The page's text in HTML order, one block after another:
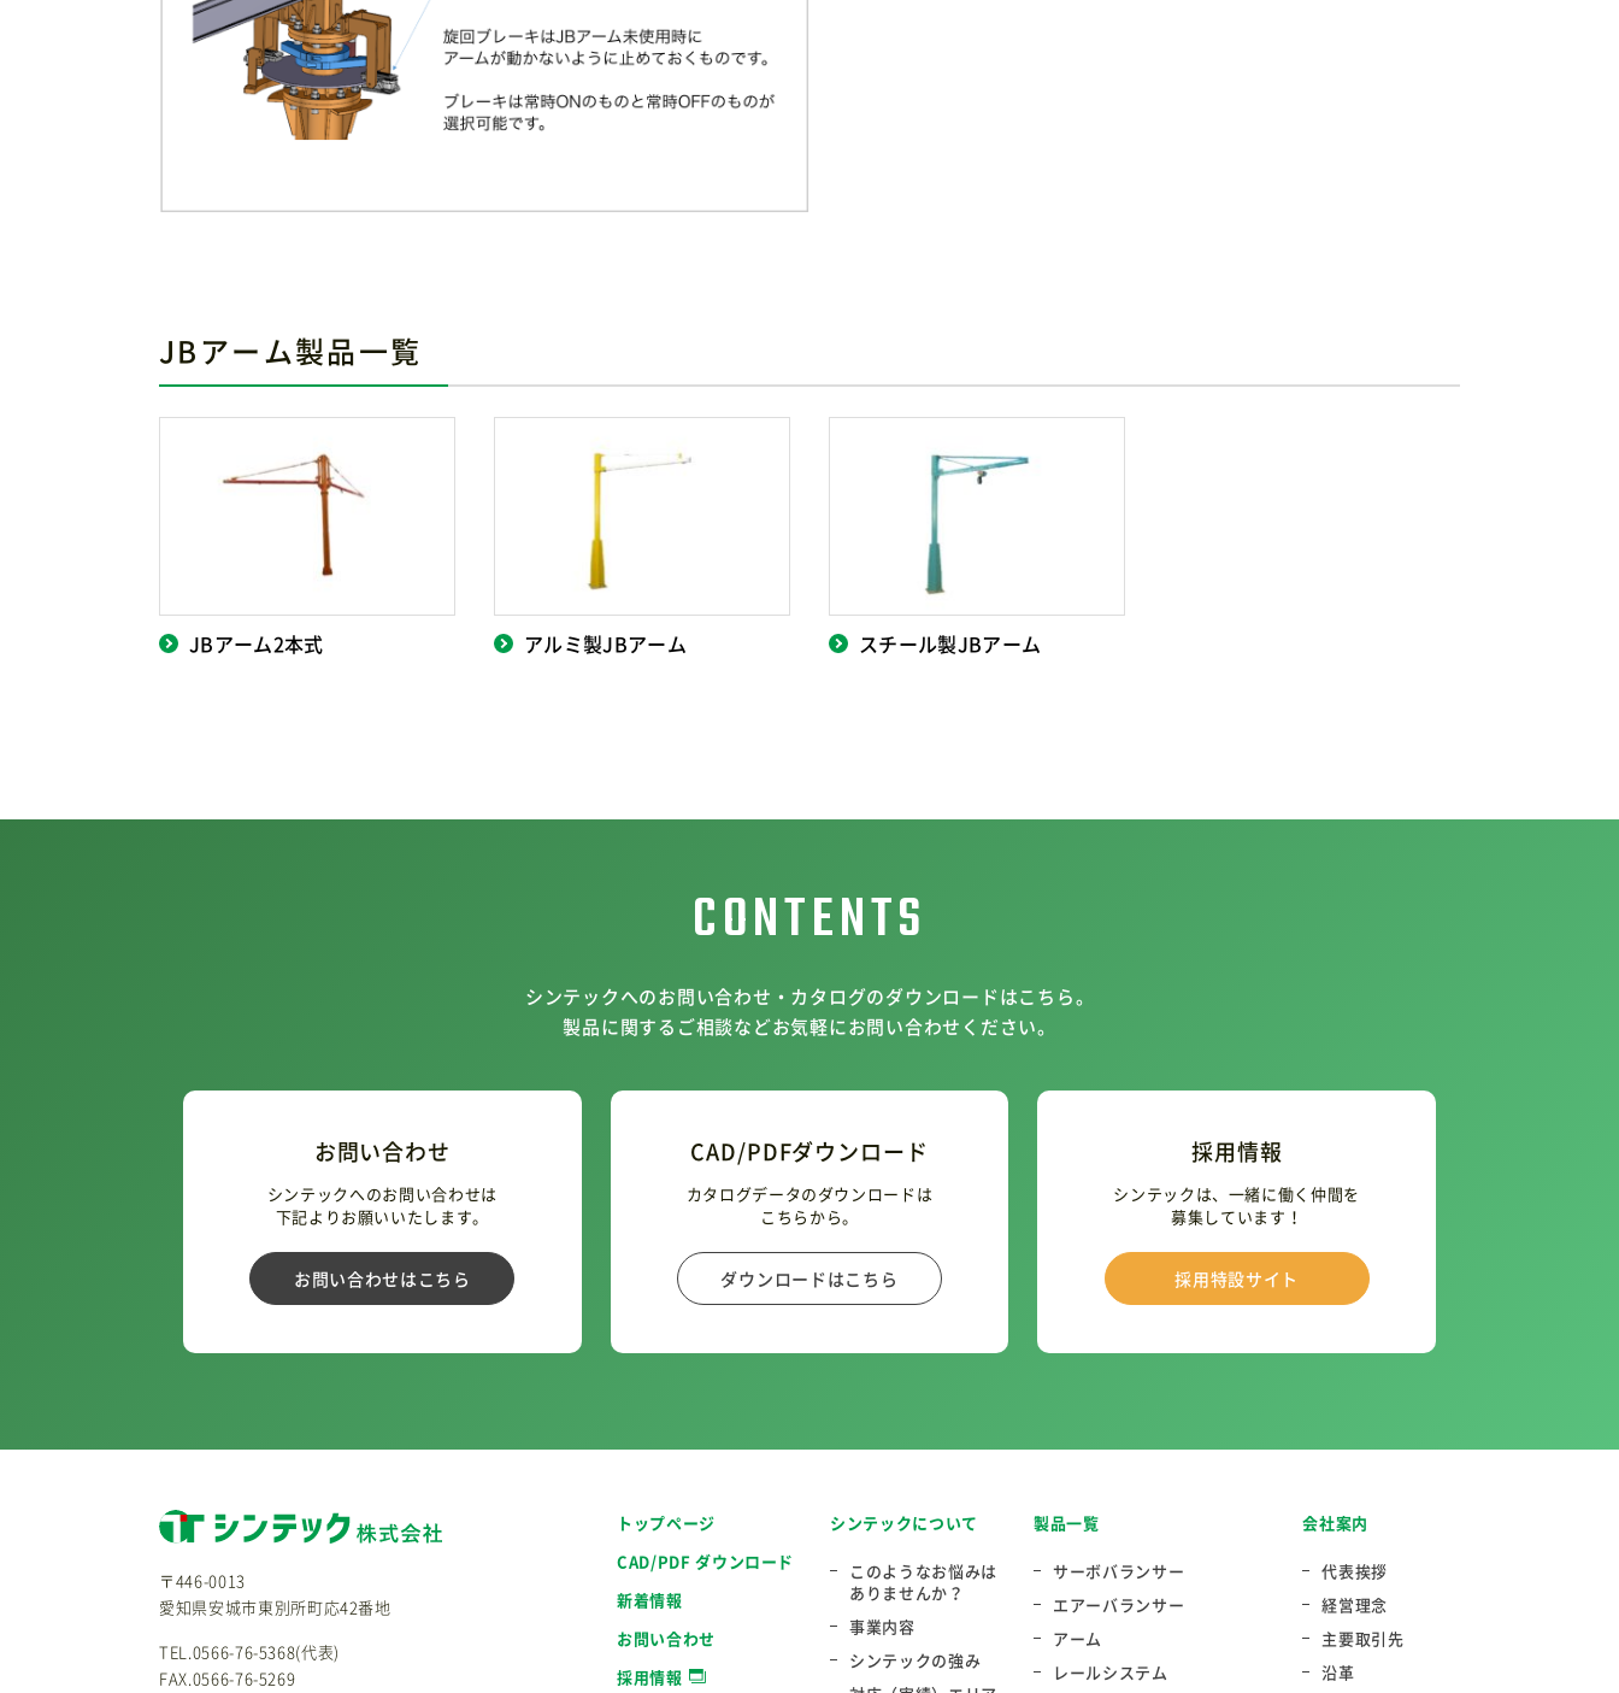
JBアーム製品一覧
JBアーム2本式 アルミ製JBアーム スチール製JBアーム
CONTENTS
シンテックへのお問い合わせ・カタログのダウンロードはこちら。
製品に関するご相談などお気軽にお問い合わせください。
お問い合わせ
シンテックへのお問い合わせは
下記よりお願いいたします。
お問い合わせはこちら
CAD/PDFダウンロード
カタログデータのダウンロードは
こちらから。
ダウンロードはこちら
採用情報
シンテックは、一緒に働く仲間を
募集しています！
採用特設サイト
〒446-0013
愛知県安城市東別所町応42番地
TEL.0566-76-5368(代表)
FAX.0566-76-5269
トップページ
CAD/PDF ダウンロード
新着情報
お問い合わせ
採用情報
シンテックについて
このようなお悩みは
ありませんか？
事業内容
シンテックの強み
製品一覧
サーボバランサー
エアーバランサー
アーム
レールシステム
会社案内
代表挨拶
経営理念
主要取引先
沿革